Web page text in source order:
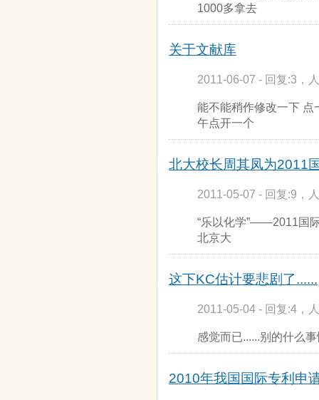
1000多拿去
关于文献库
2011-06-07 - 回复:3，
能不能稍作修改一下
午点开一个
北大校长周其凤为2011
2011-05-07 - 回复:9，
“乐以化学”——2011国
北京大
这下KC估计要悲剧了......
2011-05-04 - 回复:4，
感觉而已......别的什么
2010年我国国际专利申